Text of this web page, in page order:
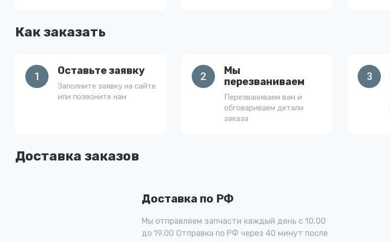
Доставка заказов
Доставка по РФ
Мы отправляем запчасти каждый день с 10.00
до 19.00 Отправка по РФ через 40 минут после
Как заказать
1 Оставьте заявку
Заполните заявку на сайте
или позвоните нам
2
Мы
перезваниваем
Перезваниваем вам и
обговариваем детали
заказа
3